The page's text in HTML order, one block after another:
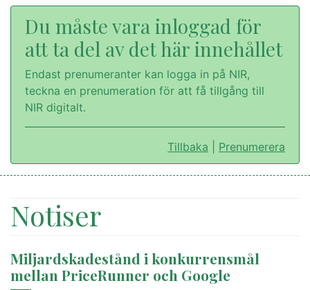
Du måste vara inloggad för
att ta del av det här innehållet
Endast prenumeranter kan logga in på NIR,
teckna en prenumeration för att få tillgång till
NIR digitalt.
Tillbaka Prenumerera
Notiser
Miljardskadestånd i konkurrensmål
mellan PriceRunner och Google